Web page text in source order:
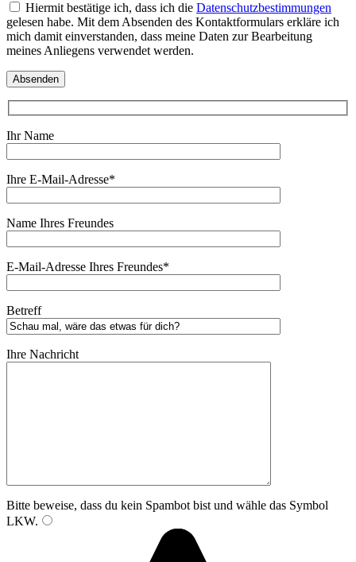
Hiermit bestätige ich, dass ich die Datenschutzbestimmungen
gelesen habe. Mit dem Absenden des Kontaktformulars erkläre ich
mich damit einverstanden, dass meine Daten zur Bearbeitung
meines Anliegens verwendet werden.
Ihr Name
Ihre E-Mail-Adresse*
Name Ihres Freundes
E-Mail-Adresse Ihres Freundes*
Betreff
Ihre Nachricht
Bitte beweise, dass du kein Spambot bist und wähle das Symbol
LKW.